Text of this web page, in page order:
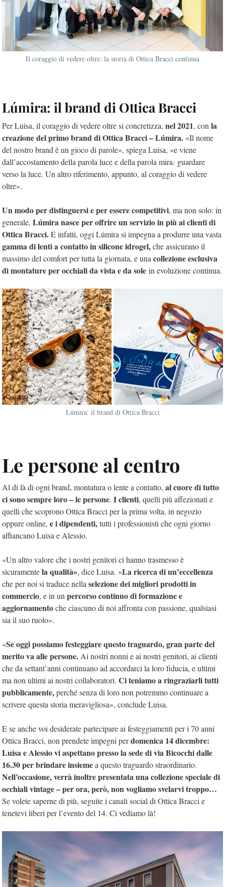
Il coraggio di vedere oltre: la storia di Ottica Bracci continua
Lúmira: il brand di Ottica Bracci
Per Luisa, il coraggio di vedere oltre si concretizza, nel 2021, conla
creazione del primo brand di Ottica Bracci – Lúmira. «Il nome
del nostro brand è un gioco di parole», spiega Luisa, «e viene
dall’accostamento della parola luce e della parola mira: guardare
verso la luce. Un altro riferimento, appunto, al coraggio di vedere
oltre».
Un modo per distinguersi e per essere competitivi, ma non solo: in
generale, Lúmira nasce per offrire un servizio in più ai clienti di
Ottica Bracci.E infatti, oggi Lúmira si impegna a produrre una vasta
gamma di lenti a contatto in silicone idrogel,che assicurano il
massimo del comfort per tutta la giornata, e unacollezione esclusiva
di montature per occhiali da vista e da sole in evoluzione continua.
Lúmira: il brand di Ottica Bracci
Le persone al centro
Al di là di ogni brand, montatura o lente a contatto, al cuore di tutto
ci sono sempre loro – le persone. I clienti, quelli più affezionati e
quelli che scoprono Ottica Bracci per la prima volta, in negozio
oppure online, e i dipendenti,tutti i professionisti che ogni giorno
affiancano Luisa e Alessio.
«Un altro valore che i nostri genitori ci hanno trasmesso è
sicuramentela qualità», dice Luisa. «La ricerca di un’eccellenza
che per noi si traduce nellaselezione dei migliori prodotti in
commercio, e in unpercorso continuo di formazione e
aggiornamentoche ciascuno di noi affronta con passione, qualsiasi
sia il suo ruolo».
«Se oggi possiamo festeggiare questo traguardo, gran parte del
merito va alle persone.Ai nostri nonni e ai nostri genitori, ai clienti
che da settant’anni continuano ad accordarci la loro fiducia, e ultimi
ma non ultimi ai nostri collaboratori. Ci teniamo a ringraziarli tutti
pubblicamente,perché senza di loro non potremmo continuare a
scrivere questa storia meravigliosa», conclude Luisa.
E se anche voi desiderate partecipare ai festeggiamenti per i 70 anni
Ottica Bracci, non prendete impegni perdomenica 14 dicembre:
Luisa e Alessio vi aspettano presso la sede di via Bicocchi dalle
16.30 per brindare insiemea questo traguardo straordinario.
Nell’occasione, verrà inoltre presentata una collezione speciale di
occhiali vintage – per ora, però, non vogliamo svelarvi troppo…
Se volete saperne di più, seguite i canali social di Ottica Bracci e
tenetevi liberi per l’evento del 14. Ci vediamo là!